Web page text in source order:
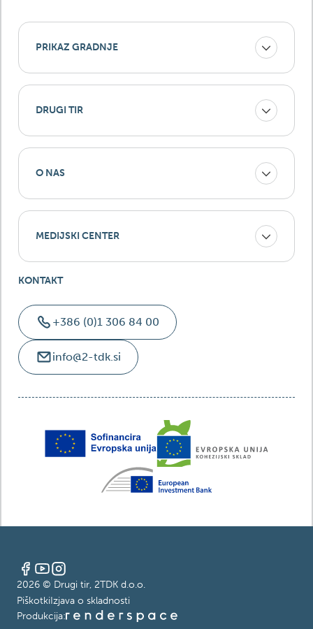
PRIKAZ GRADNJE
DRUGI TIR
O NAS
MEDIJSKI CENTER
KONTAKT
+386 (0)1 306 84 00
info@2-tdk.si
2026 © Drugi tir, 2TDK d.o.o.
PiškotkiIzjava o skladnosti
Produkcija: